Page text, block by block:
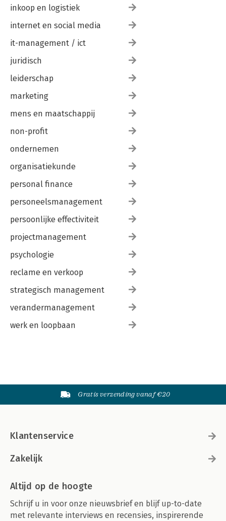
inkoop en logistiek
internet en social media
it-management / ict
juridisch
leiderschap
marketing
mens en maatschappij
non-profit
ondernemen
organisatiekunde
personal finance
personeelsmanagement
persoonlijke effectiviteit
projectmanagement
psychologie
reclame en verkoop
strategisch management
verandermanagement
werk en loopbaan
Gratis verzending vanaf €20
Klantenservice
Zakelijk
Altijd op de hoogte
Schrijf u in voor onze nieuwsbrief en blijf up-to-date
met relevante interviews en recensies, inspirerende